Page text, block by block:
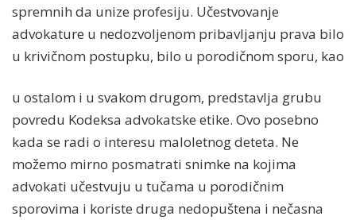
spremnih da unize profesiju. Učestvovanje
advokature u nedozvoljenom pribavljanju prava bilo
u krivičnom postupku, bilo u porodičnom sporu, kao
u ostalom i u svakom drugom, predstavlja grubu
povredu Kodeksa advokatske etike. Ovo posebno
kada se radi o interesu maloletnog deteta. Ne
možemo mirno posmatrati snimke na kojima
advokati učestvuju u tučama u porodičnim
sporovima i koriste druga nedopuštena i nečasna